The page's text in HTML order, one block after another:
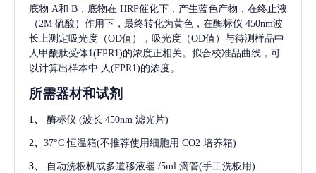
底物 A和 B，底物在 HRP催化下，产生蓝色产物，在终止液
（2M 硫酸）作用下，最终转化为黄色，在酶标仪 450nm波
长上测定吸光度（OD值），吸光度（OD值）与待测样品中
人甲酰肽受体1(FPR1)的浓度正相关。拟合校准品曲线，可
以计算出样本中 人(FPR1)的浓度。
所需器材和试剂
1、 酶标仪 (波长 450nm 滤光片)
2、 37°C 恒温箱(不推荐使用细胞用 CO2 培养箱)
3、 自动洗板机或多道移液器 /5ml 滴管(手工洗板用)